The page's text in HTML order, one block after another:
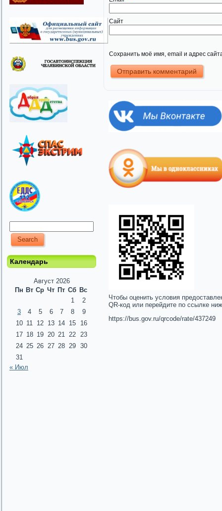
Календарь
Август 2026
Пн Вт Ср Чт Пт Сб Вс
1
2
3
4 5 6 7 8
9
10 11 12 13 14 15
16
17 18 19 20 21 22
23
24 25 26 27 28 29 30
31
« Июл
Сайт
Сохранить моё имя, email и адрес
Чтобы оценить условия
QR-код или перейдите по ссылке
https://bus.gov.ru/qrcode/rate/437249